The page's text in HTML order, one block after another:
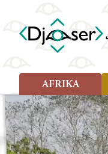
AFRIKA
Soort reizen
Rondreis (26)
Familiereis (10)
Fietsreis (2)